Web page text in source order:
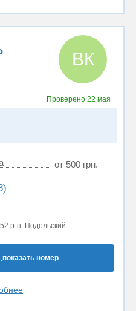
ВК
Проверено 22 мая
от 500 грн.
р-н. Подольский
показать номер